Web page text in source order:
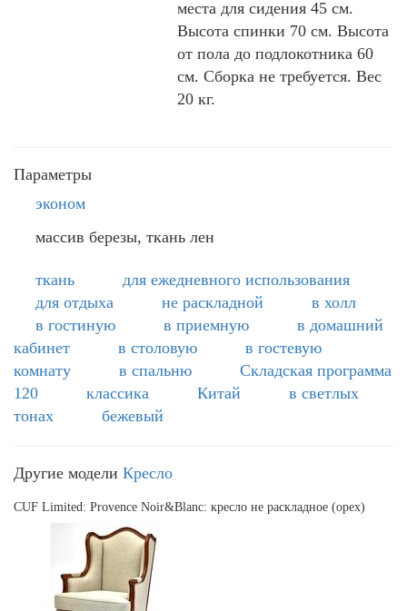
места для сидения 45 см.
Высота спинки 70 см. Высота
от пола до подлокотника 60
см. Сборка не требуется. Вес
20 кг.
Параметры
эконом
массив березы, ткань лен
ткань
для ежедневного использования
для отдыха
не раскладной
в холл
в гостиную
в приемную
в домашний
кабинет
в столовую
в гостевую
комнату
в спальню
Складская программа
120
классика Китай
в светлых
тонах
бежевый
Другие модели Кресло
CUF Limited: Provence Noir&Blanc: кресло не раскладное (орех)